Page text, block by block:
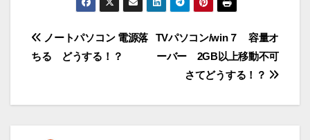
投
稿
ナ
TVパソコン/win７ 容量オ
ーバー 2GB以上移動不可
さてどうする！？
ノートパソコン 電源落
ちる どうする！？